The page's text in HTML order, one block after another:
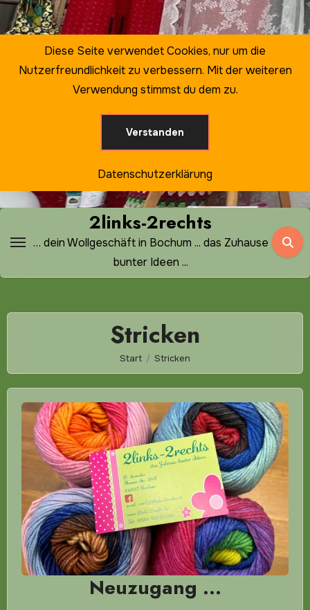
Zum
Inhalt
2links-2rechts
… dein Wollgeschäft in Bochum ... das Zuhause
bunter Ideen ...
Stricken
Start Stricken
Neuzugang …
Diese Seite verwendet Cookies, nur um die
Nutzerfreundlichkeit zu verbessern. Mit der weiteren
Verwendung stimmst du dem zu.
Verstanden
Datenschutzerklärung